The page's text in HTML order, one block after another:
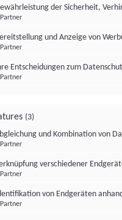
der Sicherheit,
und Anzeige von
Entscheidungen zum
(3)
und Kombination von
verschiedener
von Endgeräten